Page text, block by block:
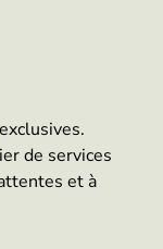
de services
et à